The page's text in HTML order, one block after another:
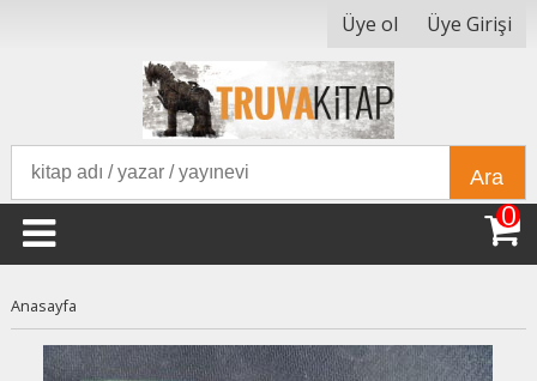
Üye ol Üye Girişi
Ara
0
Anasayfa